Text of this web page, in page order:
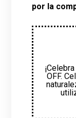
por la
OFF.